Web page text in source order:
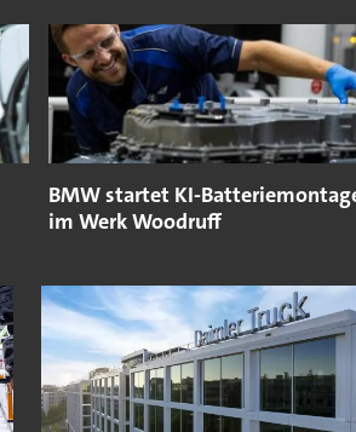
BMW startet KI-
im Werk Woodruff